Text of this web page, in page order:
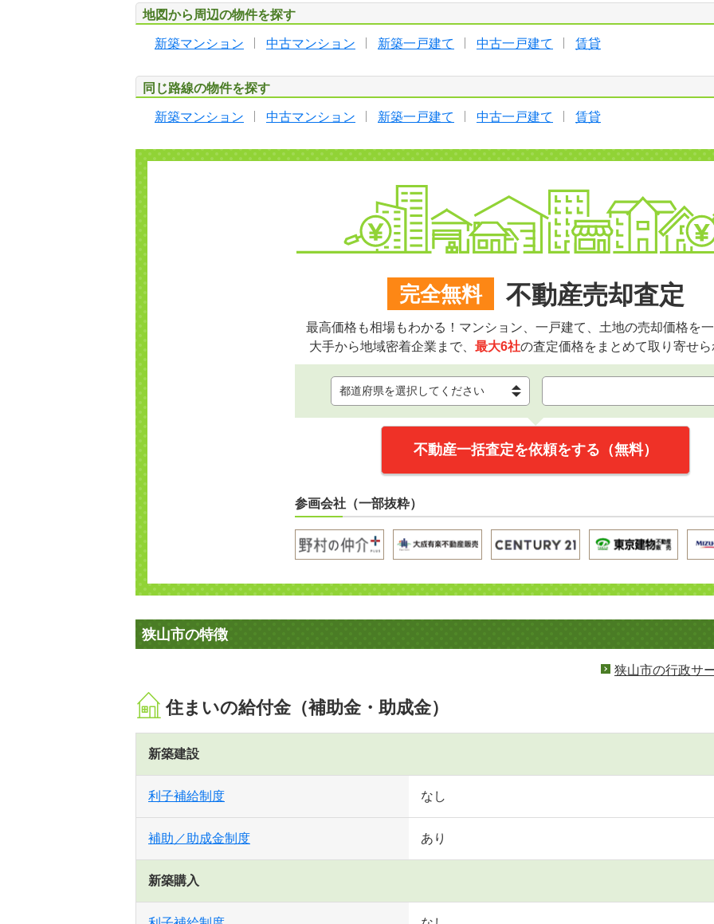
地図から周辺の物件を探す
新築マンション 中古マンション 新築一戸建て 中古一戸建て 賃貸
同じ路線の物件を探す
新築マンション 中古マンション 新築一戸建て 中古一戸建て 賃貸
完全無料 不動産売却査定
最高価格も相場もわかる！マンション、一戸建て、土地の売却価格を一
大手から地域密着企業まで、 最大6社の査定価格をまとめて取り寄せら
不動産一括査定を依頼をする（無料）
参画会社（一部抜粋）
狭山市の特徴
狭山市の行政サ
住まいの給付金（補助金・助成金）
新築建設
利子補給制度 なし
補助／助成金制度 あり
新築購入